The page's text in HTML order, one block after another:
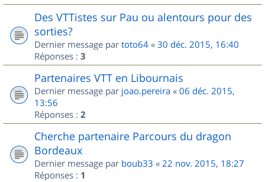
Des VTTistes sur Pau ou alentours pour des
sorties?
Dernier message par toto64 « 30 déc. 2015, 16:40
Réponses : 3
Partenaires VTT en Libournais
Dernier message par joao.pereira « 06 déc. 2015,
13:56
Réponses : 2
Cherche partenaire Parcours du dragon
Bordeaux
Dernier message par boub33 « 22 nov. 2015, 18:27
Réponses : 1